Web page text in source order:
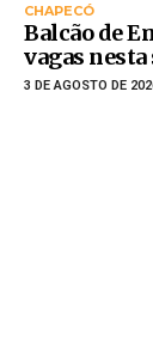
CHAPECÓ
Balcão de
vagas nesta
3 DE AGOSTO DE